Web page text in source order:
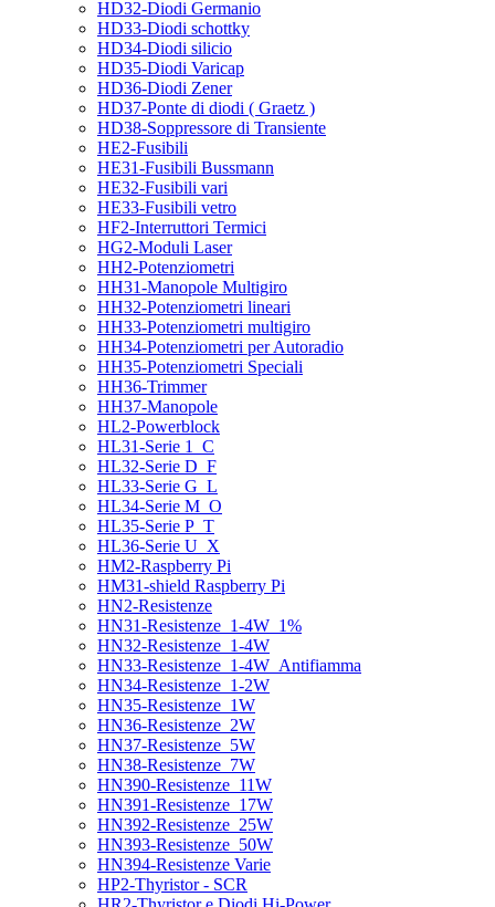
HD32-Diodi Germanio
HD33-Diodi schottky
HD34-Diodi silicio
HD35-Diodi Varicap
HD36-Diodi Zener
HD37-Ponte di diodi ( Graetz )
HD38-Soppressore di Transiente
HE2-Fusibili
HE31-Fusibili Bussmann
HE32-Fusibili vari
HE33-Fusibili vetro
HF2-Interruttori Termici
HG2-Moduli Laser
HH2-Potenziometri
HH31-Manopole Multigiro
HH32-Potenziometri lineari
HH33-Potenziometri multigiro
HH34-Potenziometri per Autoradio
HH35-Potenziometri Speciali
HH36-Trimmer
HH37-Manopole
HL2-Powerblock
HL31-Serie 1_C
HL32-Serie D_F
HL33-Serie G_L
HL34-Serie M_O
HL35-Serie P_T
HL36-Serie U_X
HM2-Raspberry Pi
HM31-shield Raspberry Pi
HN2-Resistenze
HN31-Resistenze_1-4W_1%
HN32-Resistenze_1-4W
HN33-Resistenze_1-4W_Antifiamma
HN34-Resistenze_1-2W
HN35-Resistenze_1W
HN36-Resistenze_2W
HN37-Resistenze_5W
HN38-Resistenze_7W
HN390-Resistenze_11W
HN391-Resistenze_17W
HN392-Resistenze_25W
HN393-Resistenze_50W
HN394-Resistenze Varie
HP2-Thyristor - SCR